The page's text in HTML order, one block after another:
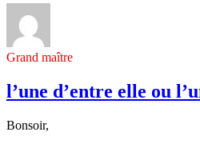
Grand maître
l’une d’entre elle ou
Bonsoir,